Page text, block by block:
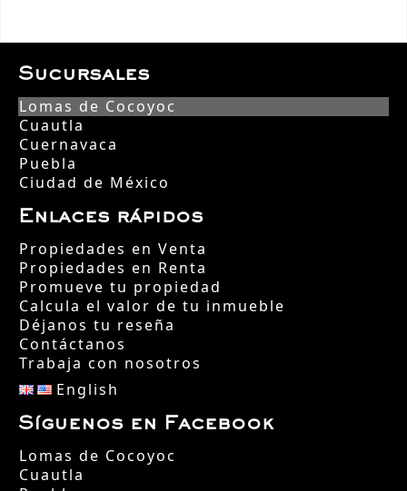
Sucursales
Lomas de Cocoyoc
Cuautla
Cuernavaca
Puebla
Ciudad de México
Enlaces rápidos
Propiedades en Venta
Propiedades en Renta
Promueve tu propiedad
Calcula el valor de tu inmueble
Déjanos tu reseña
Contáctanos
Trabaja con nosotros
English
Síguenos en Facebook
Lomas de Cocoyoc
Cuautla